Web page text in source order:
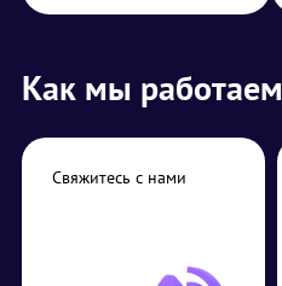
Как мы работаем
Свяжитесь с нами